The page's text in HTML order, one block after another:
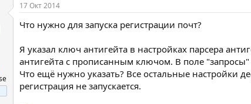
17 Окт 2014
Что нужно для запуска регистрации почт?
Я указал ключ антигейта в настройках парсера
антигейта с прописанным ключом. В поле
Что ещё нужно указать? Все остальные настройки
регистрация не запускается.